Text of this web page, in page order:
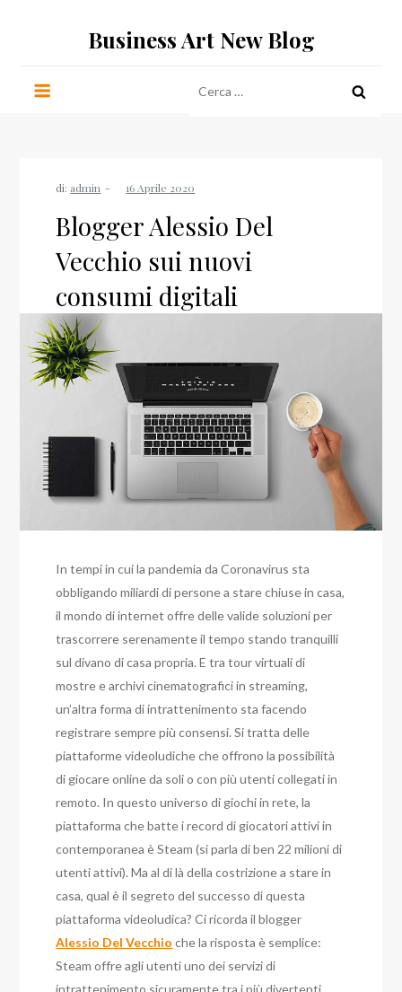
Business Art New Blog
per:
di: admin
Blogger Alessio Del
Vecchio sui nuovi
consumi digitali
In tempi in cui la pandemia da Coronavirus sta
obbligando miliardi di persone a stare chiuse in casa,
il mondo di internet offre delle valide soluzioni per
trascorrere serenamente il tempo stando tranquilli
sul divano di casa propria. E tra tour virtuali di
mostre e archivi cinematografici in streaming,
un’altra forma di intrattenimento sta facendo
registrare sempre più consensi. Si tratta delle
piattaforme videoludiche che offrono la possibilità
di giocare online da soli o con più utenti collegati in
remoto. In questo universo di giochi in rete, la
piattaforma che batte i record di giocatori attivi in
contemporanea è Steam (si parla di ben 22 milioni di
utenti attivi). Ma al di là della costrizione a stare in
casa, qual è il segreto del successo di questa
piattaforma videoludica? Ci ricorda il blogger
Alessio Del Vecchio che la risposta è semplice:
Steam offre agli utenti uno dei servizi di
intrattenimento sicuramente tra i più divertenti,